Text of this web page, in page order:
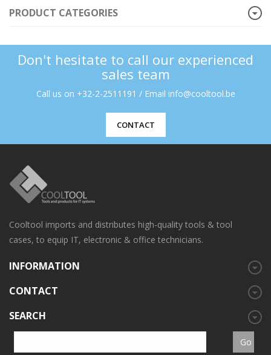
PRODUCT CATEGORIES
Don't hesitate to call our experienced
sales team
Call us on +32-2-2511191 / Email info@cooltool.be
CONTACT
Cooltool imports and distributes high-quality tools & tool
cases, to equip IT, electronic & office technicians.
INFORMATION
CONTACT
SEARCH